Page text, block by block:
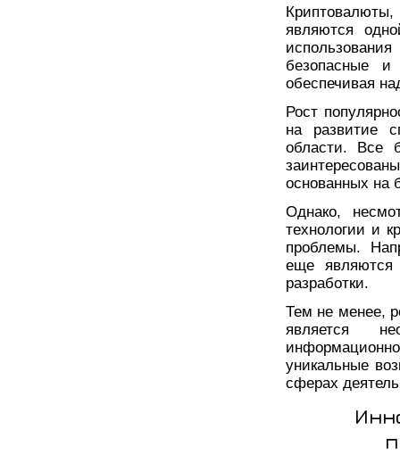
являются
безопасные и
обеспечивая
Рост
на развитие
области. Все
основанных на
Однако,
технологии и
проблемы.
еще являются
разработки.
Тем не менее,
является
уникальные
сферах